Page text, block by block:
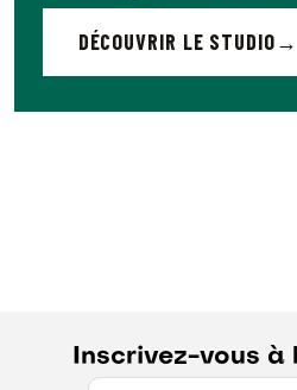
DÉCOUVRIR LE STUDIO
Inscrivez-vous à